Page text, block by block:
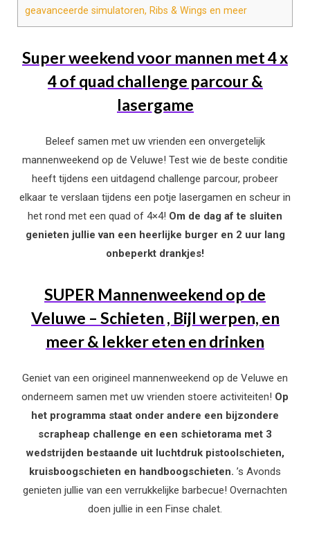
geavanceerde simulatoren, Ribs & Wings en meer
Super weekend voor mannen met 4 x
4 of quad challenge parcour &
lasergame
Beleef samen met uw vrienden een onvergetelijk
mannenweekend op de Veluwe! Test wie de beste conditie
heeft tijdens een uitdagend challenge parcour, probeer
elkaar te verslaan tijdens een potje lasergamen en scheur in
het rond met een quad of 4×4! Om de dag af te sluiten
genieten jullie van een heerlijke burger en 2 uur lang
onbeperkt drankjes!
SUPER Mannenweekend op de
Veluwe – Schieten , Bijl werpen, en
meer & lekker eten en drinken
Geniet van een origineel mannenweekend op de Veluwe en
onderneem samen met uw vrienden stoere activiteiten! Op
het programma staat onder andere een bijzondere
scrapheap challenge en een schietorama met 3
wedstrijden bestaande uit luchtdruk pistoolschieten,
kruisboogschieten en handboogschieten. ’s Avonds
genieten jullie van een verrukkelijke barbecue! Overnachten
doen jullie in een Finse chalet.